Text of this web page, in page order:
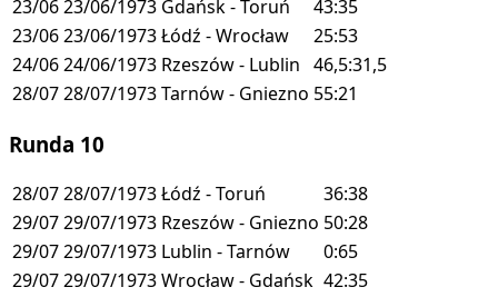
23/0623/06/1973 Gdańsk - Toruń
43:35
23/0623/06/1973Łódź - Wrocław
25:53
24/0624/06/1973 Rzeszów - Lublin 46,5:31,5
28/0728/07/1973Tarnów - Gniezno 55:21
Runda 10
28/0728/07/1973Łódź - Toruń
36:38
29/0729/07/1973 Rzeszów - Gniezno 50:28
29/0729/07/1973 Lublin - Tarnów
0:65
29/0729/07/1973Wrocław - Gdańsk 42:35